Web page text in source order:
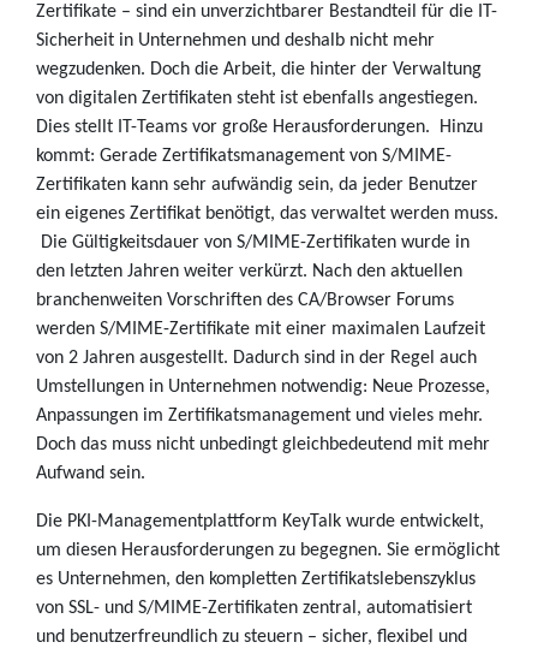
Zertifikate – sind ein unverzichtbarer Bestandteil für die IT-
Sicherheit in Unternehmen und deshalb nicht mehr
wegzudenken. Doch die Arbeit, die hinter der Verwaltung
von digitalen Zertifikaten steht ist ebenfalls angestiegen.
Dies stellt IT-Teams vor große Herausforderungen. Hinzu
kommt: Gerade Zertifikatsmanagement von S/MIME-
Zertifikaten kann sehr aufwändig sein, da jeder Benutzer
ein eigenes Zertifikat benötigt, das verwaltet werden muss.
Die Gültigkeitsdauer von S/MIME-Zertifikaten wurde in
den letzten Jahren weiter verkürzt. Nach den aktuellen
branchenweiten Vorschriften des CA/Browser Forums
werden S/MIME-Zertifikate mit einer maximalen Laufzeit
von 2 Jahren ausgestellt. Dadurch sind in der Regel auch
Umstellungen in Unternehmen notwendig: Neue Prozesse,
Anpassungen im Zertifikatsmanagement und vieles mehr.
Doch das muss nicht unbedingt gleichbedeutend mit mehr
Aufwand sein.
Die PKI-Managementplattform KeyTalk wurde entwickelt,
um diesen Herausforderungen zu begegnen. Sie ermöglicht
es Unternehmen, den kompletten Zertifikatslebenszyklus
von SSL- und S/MIME-Zertifikaten zentral, automatisiert
und benutzerfreundlich zu steuern – sicher, flexibel und